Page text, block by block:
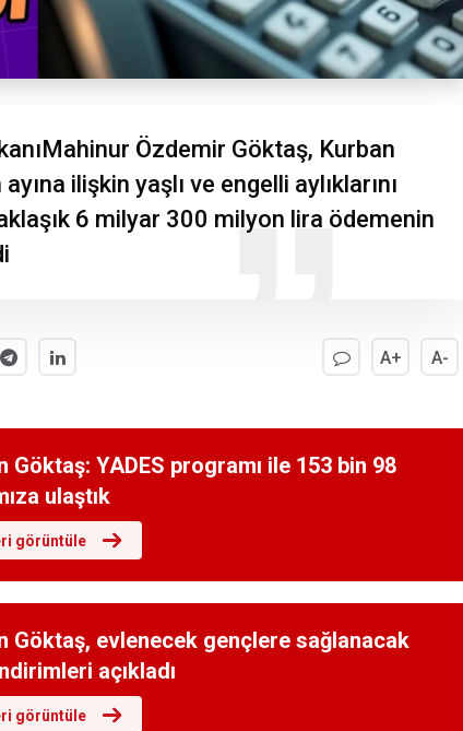
Özdemir Göktaş, Kurban
ilişkin yaşlı ve engelli aylıklarını
6 milyar 300 milyon lira ödemenin
A+ A-
Göktaş: YADES programı ile 153 bin 98
ulaştık
görüntüle
Göktaş, evlenecek gençlere sağlanacak
açıkladı
görüntüle